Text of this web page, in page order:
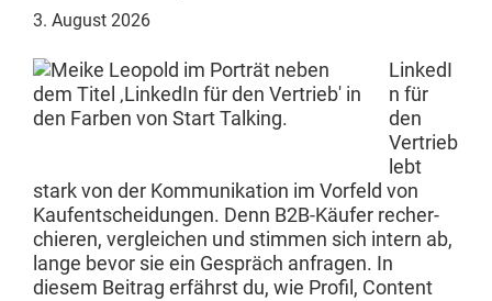
3. August 2026
LinkedI
n für
den
Ver­trieb
lebt
stark von der Kom­mu­nika­tion im Vor­feld von
Kaufentschei­dun­gen. Denn B2B-Käufer recher­
chieren, ver­gle­ichen und stim­men sich intern ab,
lange bevor sie ein Gespräch anfra­gen. In
diesem Beitrag erfährst du, wie Pro­fil, Con­tent